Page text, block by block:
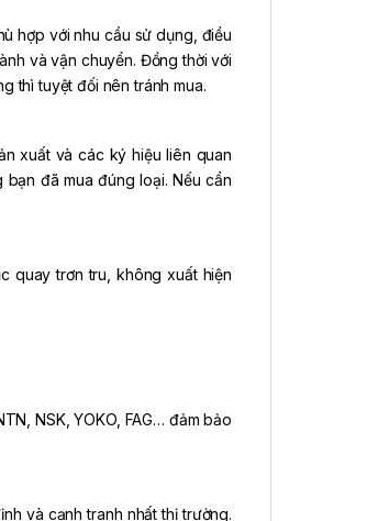
hợp với nhu cầu sử dụng, điều
và vận chuyển. Đồng thời với
thì tuyệt đối nên tránh mua.
xuất và các ký hiệu liên quan
đã mua đúng loại. Nếu cẩn
quay trơn tru, không xuất hiện
NSK, YOKO, FAG… đảm bảo
và cạnh tranh nhất thị trường.